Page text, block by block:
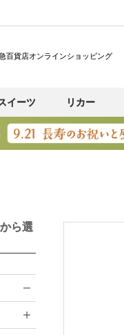
百貨店オンラインショッピング
イーツ リカー
から選